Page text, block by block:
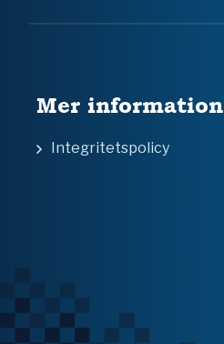
Mer information
Integritetspolicy